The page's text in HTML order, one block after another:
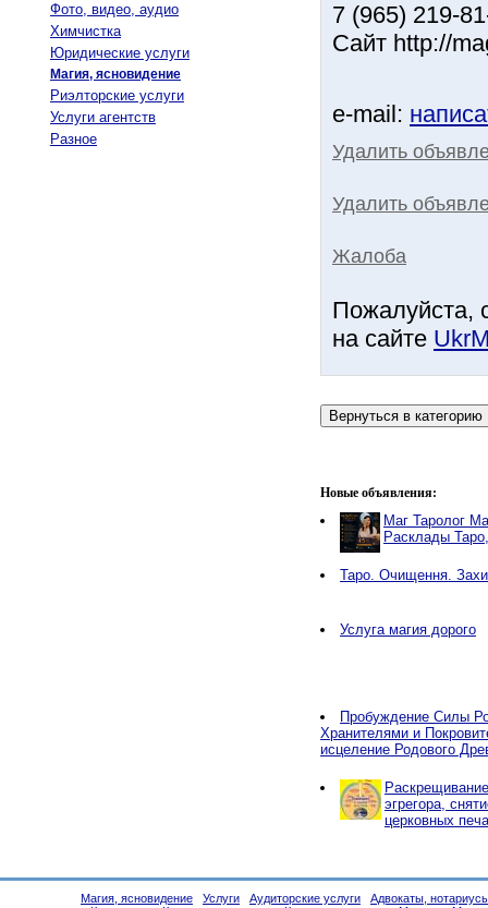
Фото, видео, аудио
Химчистка
Юридические услуги
Магия, ясновидение
Риэлторские услуги
Услуги агентств
Разное
7 (965) 219-
Сайт http://
e-mail:
Удалить
Удалить
Жалоба
Пожалуйста,
на сайте
Новые объявления:
Маг Таролог
Расклады
Таро. Очищення.
Услуга магия дорого
Пробуждение Силы
Хранителями и
исцеление Родового
эгрегора,
церковных
Магия, ясновидение Услуги Аудиторские услуги
Адвокаты,